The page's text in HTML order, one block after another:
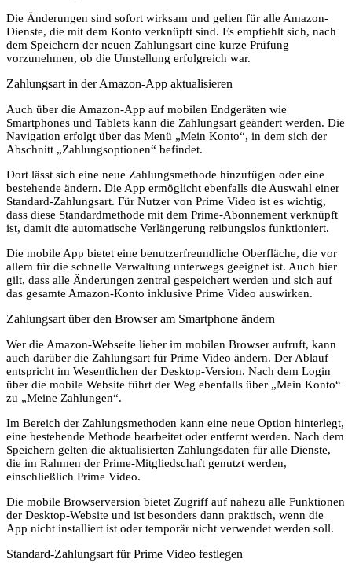
Die Änderungen sind sofort wirksam und gelten für alle Amazon-
Dienste, die mit dem Konto verknüpft sind. Es empfiehlt sich, nach
dem Speichern der neuen Zahlungsart eine kurze Prüfung
vorzunehmen, ob die Umstellung erfolgreich war.
Zahlungsart in der Amazon-App aktualisieren
Auch über die Amazon-App auf mobilen Endgeräten wie
Smartphones und Tablets kann die Zahlungsart geändert werden. Die
Navigation erfolgt über das Menü „Mein Konto“, in dem sich der
Abschnitt „Zahlungsoptionen“ befindet.
Dort lässt sich eine neue Zahlungsmethode hinzufügen oder eine
bestehende ändern. Die App ermöglicht ebenfalls die Auswahl einer
Standard-Zahlungsart. Für Nutzer von Prime Video ist es wichtig,
dass diese Standardmethode mit dem Prime-Abonnement verknüpft
ist, damit die automatische Verlängerung reibungslos funktioniert.
Die mobile App bietet eine benutzerfreundliche Oberfläche, die vor
allem für die schnelle Verwaltung unterwegs geeignet ist. Auch hier
gilt, dass alle Änderungen zentral gespeichert werden und sich auf
das gesamte Amazon-Konto inklusive Prime Video auswirken.
Zahlungsart über den Browser am Smartphone ändern
Wer die Amazon-Webseite lieber im mobilen Browser aufruft, kann
auch darüber die Zahlungsart für Prime Video ändern. Der Ablauf
entspricht im Wesentlichen der Desktop-Version. Nach dem Login
über die mobile Website führt der Weg ebenfalls über „Mein Konto“
zu „Meine Zahlungen“.
Im Bereich der Zahlungsmethoden kann eine neue Option hinterlegt,
eine bestehende Methode bearbeitet oder entfernt werden. Nach dem
Speichern gelten die aktualisierten Zahlungsdaten für alle Dienste,
die im Rahmen der Prime-Mitgliedschaft genutzt werden,
einschließlich Prime Video.
Die mobile Browserversion bietet Zugriff auf nahezu alle Funktionen
der Desktop-Website und ist besonders dann praktisch, wenn die
App nicht installiert ist oder temporär nicht verwendet werden soll.
Standard-Zahlungsart für Prime Video festlegen